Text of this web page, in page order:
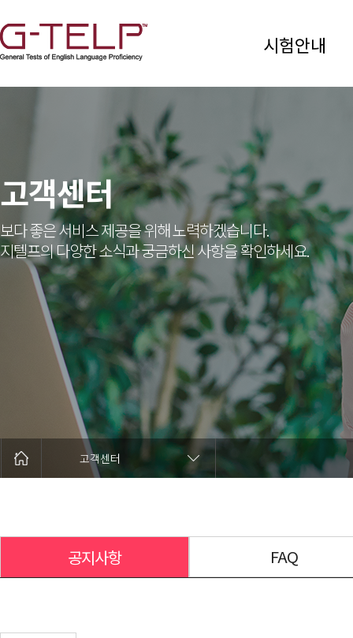
시험안내
고객센터
보다 좋은 서비스 제공을 위해 노력하겠습니다.
지텔프의 다양한 소식과 궁금하신 사항을 확인하세요.
고객센터
공지사항 FAQ